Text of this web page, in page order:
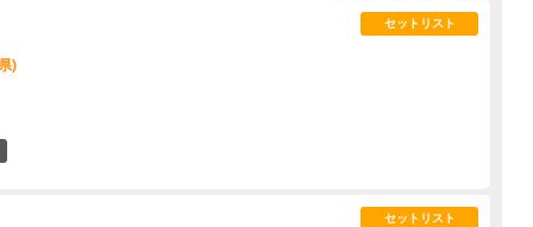
)
セットリスト
セットリスト